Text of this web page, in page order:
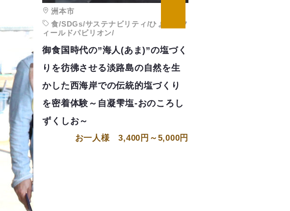
洲本市
食/SDGs/サステナビリティ/ひょうごフ
ィールドパビリオン/
御食国時代の”海人(あま)”の塩づく
りを彷彿させる淡路島の自然を生
かした西海岸での伝統的塩づくり
を密着体験～自凝雫塩-おのころし
ずくしお～
お一人様 3,400円～5,000円